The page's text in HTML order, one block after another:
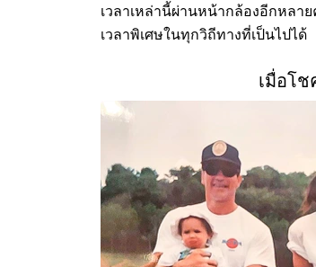
เวลาเหล่านี้ผ่านหน้ากล้องอีกหล
เวลาพิเศษในทุกวิถีทางที่เป็นไปได้
เมื่อโ